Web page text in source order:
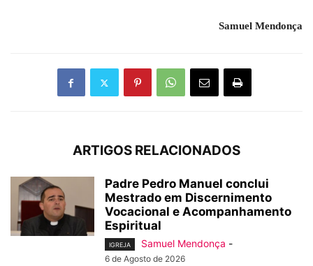
Samuel Mendonça
ARTIGOS RELACIONADOS
Padre Pedro Manuel conclui
Mestrado em Discernimento
Vocacional e Acompanhamento
Espiritual
IGREJA Samuel Mendonça -
6 de Agosto de 2026